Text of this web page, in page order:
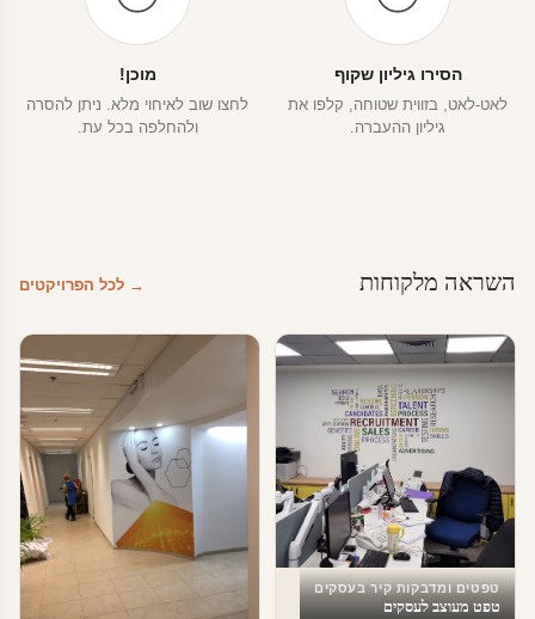
הסירו גיליון שקוף
לאט-לאט, בזווית שטוחה, קלפו את
גיליון ההעברה.
מוכן!
לחצו שוב לאיחוי מלא. ניתן להסרה
ולהחלפה בכל עת.
השראה מלקוחות → לכל הפרויקטים
טפטים ומדבקות קיר בעסקים
טפט מעוצב לעסקים